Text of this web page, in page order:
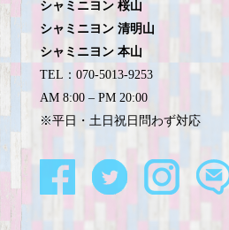
シャミニヨン 桜山
シャミニヨン 清明山
シャミニヨン 本山
TEL：070-5013-9253
AM 8:00 – PM 20:00
※平日・土日祝日問わず対応